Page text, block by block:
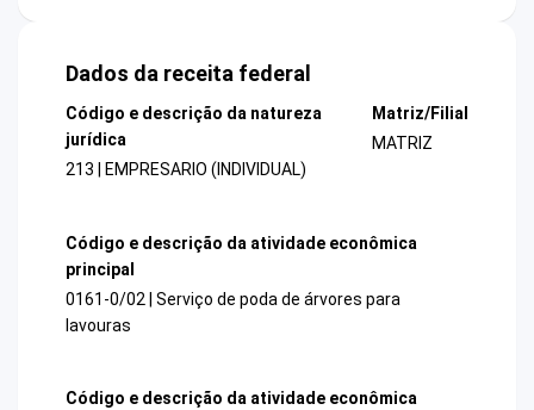
Dados da receita federal
Código e descrição da natureza
jurídica
213 | EMPRESARIO (INDIVIDUAL)
Matriz/Filial
MATRIZ
Código e descrição da atividade econômica
principal
0161-0/02 | Serviço de poda de árvores para
lavouras
Código e descrição da atividade econômica